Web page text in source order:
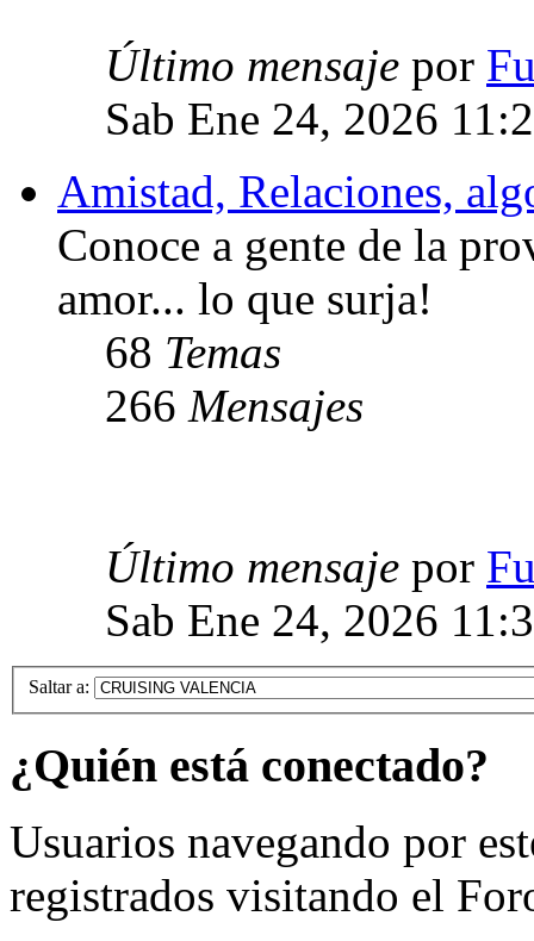
Último mensaje por
Sab Ene 24, 2026
Amistad, Relaciones,
Conoce a gente de la
amor... lo que surja!
68 Temas
266 Mensajes
Último mensaje por
Sab Ene 24, 2026
Saltar a:
¿Quién está conectado?
Usuarios navegando por
registrados visitando el